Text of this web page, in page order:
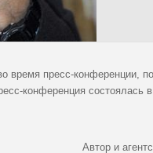
время пресс-конференции,
конференция состоялась
Автор и